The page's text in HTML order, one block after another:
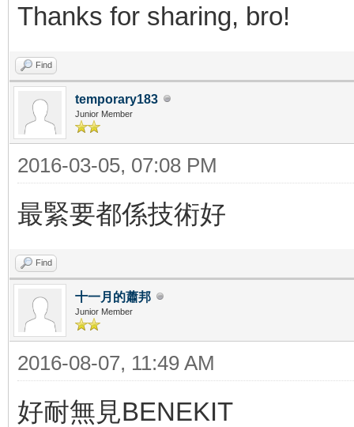
Thanks for sharing, bro!
Find
temporary183
Junior Member
2016-03-05, 07:08 PM
最緊要都係技術好
Find
十一月的蕭邦
Junior Member
2016-08-07, 11:49 AM
好耐無見BENEKIT